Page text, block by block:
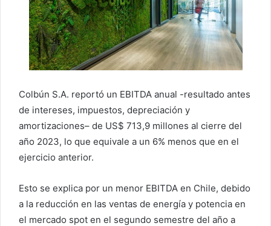
Colbún S.A. reportó un EBITDA anual -resultado antes
de intereses, impuestos, depreciación y
amortizaciones– de US$ 713,9 millones al cierre del
año 2023, lo que equivale a un 6% menos que en el
ejercicio anterior.
Esto se explica por un menor EBITDA en Chile, debido
a la reducción en las ventas de energía y potencia en
el mercado spot en el segundo semestre del año a